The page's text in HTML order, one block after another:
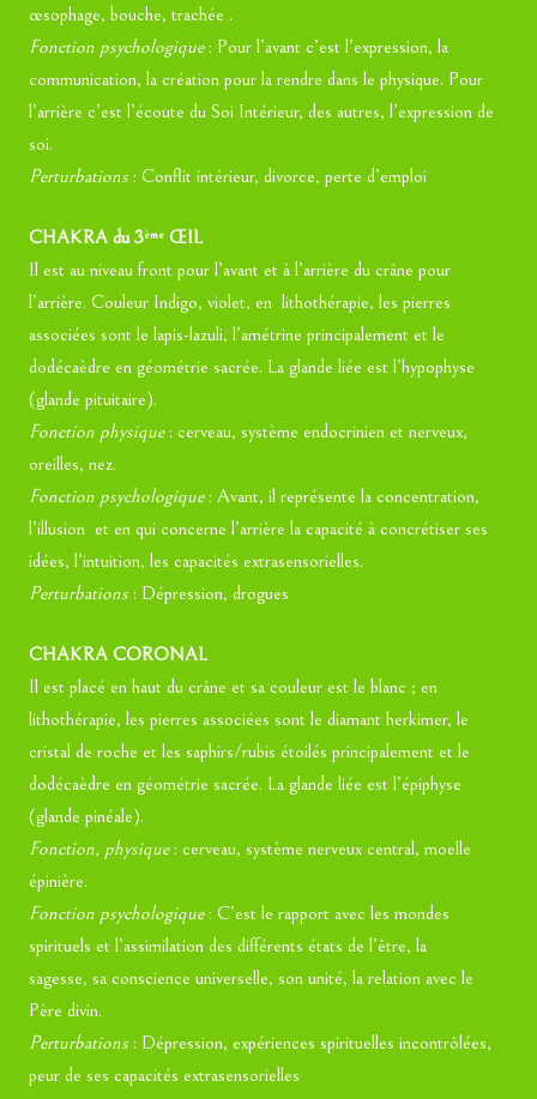
œsophage, bouche, trachée .
Fonction psychologique: Pour l’avant c’est l’expression, la
communication, la création pour la rendre dans le physique. Pour
l’arrière c’est l’écoute du Soi Intérieur, des autres, l’expression de
soi.
Perturbations : Conflit intérieur, divorce, perte d’emploi
CHAKRA du 3ème ŒIL
Il est au niveau front pour l’avant et à l’arrière du crâne pour
l’arrière. Couleur Indigo, violet, en lithothérapie, les pierres
associées sont le lapis-lazuli, l’amétrine principalement et le
dodécaèdre en géométrie sacrée. La glande liée est l’hypophyse
(glande pituitaire).
Fonction physique: cerveau, système endocrinien et nerveux,
oreilles, nez.
Fonction psychologique: Avant, il représente la concentration,
l’illusion et en qui concerne l’arrière la capacité à concrétiser ses
idées, l’intuition, les capacités extrasensorielles.
Perturbations : Dépression, drogues
CHAKRA CORONAL
Il est placé en haut du crâne et sa couleur est le blanc ; en
lithothérapie, les pierres associées sont le diamant herkimer, le
cristal de roche et les saphirs/rubis étoilés principalement et le
dodécaèdre en géométrie sacrée. La glande liée est l’épiphyse
(glande pinéale).
Fonction, physique: cerveau, système nerveux central, moelle
épinière.
Fonction psychologique: C’est le rapport avec les mondes
spirituels et l’assimilation des différents états de l’être, la
sagesse, sa conscience universelle, son unité, la relation avec le
Père divin.
Perturbations : Dépression, expériences spirituelles incontrôlées,
peur de ses capacités extrasensorielles